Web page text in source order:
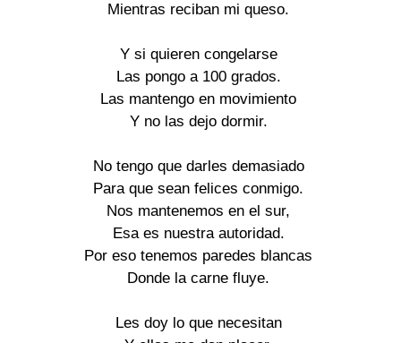
Mientras reciban mi queso.
Y si quieren congelarse
Las pongo a 100 grados.
Las mantengo en movimiento
Y no las dejo dormir.
No tengo que darles demasiado
Para que sean felices conmigo.
Nos mantenemos en el sur,
Esa es nuestra autoridad.
Por eso tenemos paredes blancas
Donde la carne fluye.
Les doy lo que necesitan